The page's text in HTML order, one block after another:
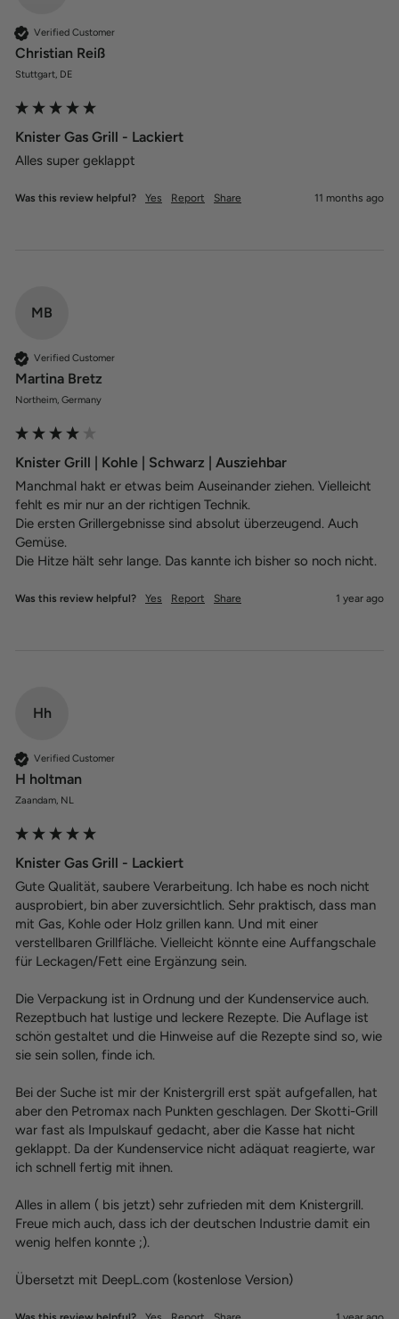
Verified Customer
Christian Reiß
Stuttgart, DE
Knister Gas Grill - Lackiert
Alles super geklappt
Was this review helpful? Yes Report Share 11 months ago
MB
Verified Customer
Martina Bretz
Northeim, Germany
Knister Grill | Kohle | Schwarz | Ausziehbar
Manchmal hakt er etwas beim Auseinander ziehen. Vielleicht
fehlt es mir nur an der richtigen Technik.
Die ersten Grillergebnisse sind absolut überzeugend. Auch
Gemüse.
Die Hitze hält sehr lange. Das kannte ich bisher so noch nicht.
Was this review helpful? Yes Report Share 1 year ago
Hh
Verified Customer
H holtman
Zaandam, NL
Knister Gas Grill - Lackiert
Gute Qualität, saubere Verarbeitung. Ich habe es noch nicht
ausprobiert, bin aber zuversichtlich. Sehr praktisch, dass man
mit Gas, Kohle oder Holz grillen kann. Und mit einer
verstellbaren Grillfläche. Vielleicht könnte eine Auffangschale
für Leckagen/Fett eine Ergänzung sein.
Die Verpackung ist in Ordnung und der Kundenservice auch.
Rezeptbuch hat lustige und leckere Rezepte. Die Auflage ist
schön gestaltet und die Hinweise auf die Rezepte sind so, wie
sie sein sollen, finde ich.
Bei der Suche ist mir der Knistergrill erst spät aufgefallen, hat
aber den Petromax nach Punkten geschlagen. Der Skotti-Grill
war fast als Impulskauf gedacht, aber die Kasse hat nicht
geklappt. Da der Kundenservice nicht adäquat reagierte, war
ich schnell fertig mit ihnen.
Alles in allem ( bis jetzt) sehr zufrieden mit dem Knistergrill.
Freue mich auch, dass ich der deutschen Industrie damit ein
wenig helfen konnte ;).
Übersetzt mit DeepL.com (kostenlose Version)